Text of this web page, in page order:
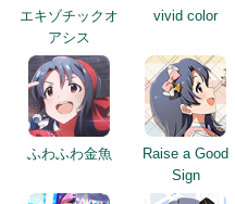
エキゾチックオ
アシス
vivid color
ふわふわ金魚
Raise a Good
Sign